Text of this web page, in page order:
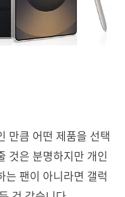
만큼 어떤 제품을 선택
것은 분명하지만 개인
는 팬이 아니라면 갤럭